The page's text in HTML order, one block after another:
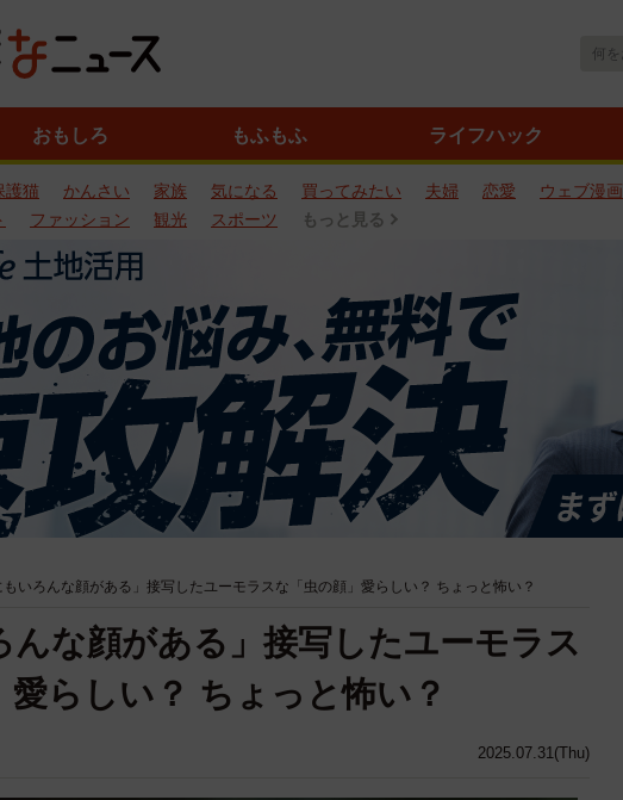
おもしろ もふもふ ライフハック
護猫 かんさい 家族 気になる 買ってみたい 夫婦 恋愛 ウェブ漫画
ファッション 観光 スポーツ もっと見る
もいろんな顔がある」接写したユーモラスな「虫の顔」愛らしい？ ちょっと怖い？
2025.07.31(Thu)
んな顔がある」接写したユーモラス
愛らしい？ ちょっと怖い？